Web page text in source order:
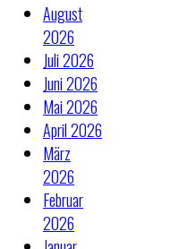
August
2026
Juli 2026
Juni 2026
Mai 2026
April 2026
März
2026
Februar
2026